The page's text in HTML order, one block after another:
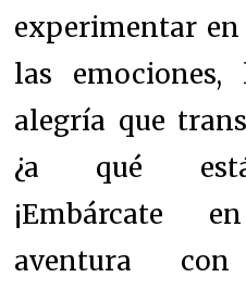
experimentar
las
alegría que
¿a qué
¡Embárcate
aventura